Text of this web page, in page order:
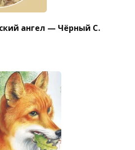
ангел — Чёрный С.